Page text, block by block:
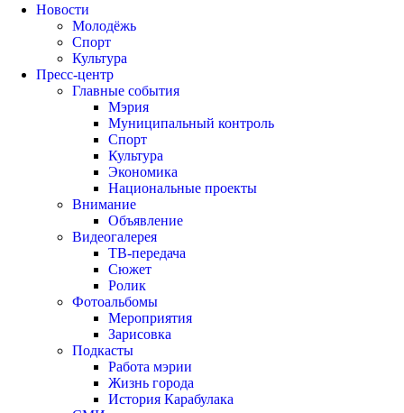
Новости
Молодёжь
Спорт
Культура
Пресс-центр
Главные события
Мэрия
Муниципальный контроль
Спорт
Культура
Экономика
Национальные проекты
Внимание
Объявление
Видеогалерея
ТВ-передача
Сюжет
Ролик
Фотоальбомы
Мероприятия
Зарисовка
Подкасты
Работа мэрии
Жизнь города
История Карабулака